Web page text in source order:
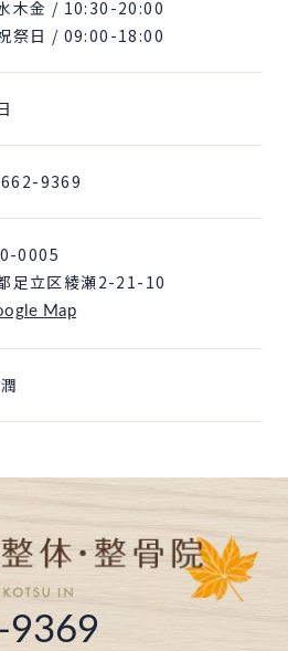
木金 / 10:30-20:00
祭日 / 09:00-18:00
9369
0005
足立区綾瀬2-21-10
Map
9369